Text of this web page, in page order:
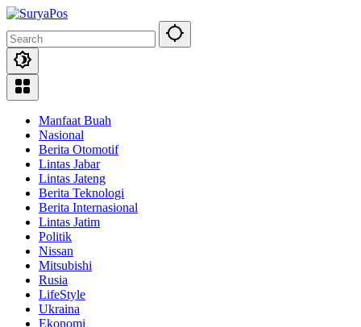
Skip
content
Manfaat Buah
Nasional
Berita Otomotif
Lintas Jabar
Lintas Jateng
Berita Teknologi
Berita Internasional
Lintas Jatim
Politik
Nissan
Mitsubishi
Rusia
LifeStyle
Ukraina
Ekonomi